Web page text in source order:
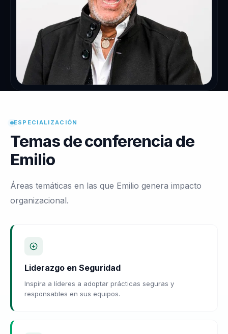
ESPECIALIZACIÓN
Temas de conferencia de
Emilio
Áreas temáticas en las que Emilio genera impacto
organizacional.
Liderazgo en Seguridad
Inspira a líderes a adoptar prácticas seguras y
responsables en sus equipos.